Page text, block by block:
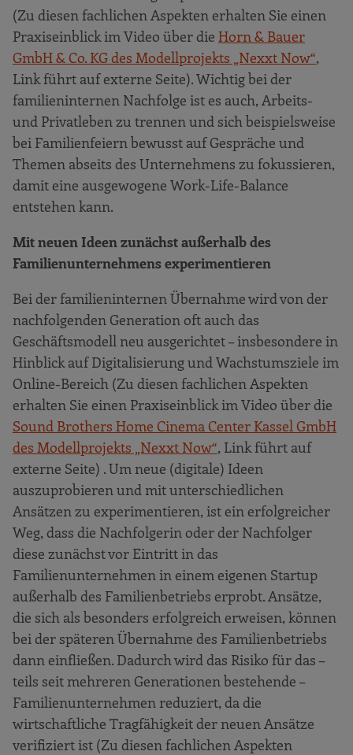
(Zu diesen fachlichen Aspekten erhalten Sie einen
Praxiseinblick im Video über die Horn & Bauer
GmbH & Co. KG des Modellprojekts „Nexxt Now“,
Link führt auf externe Seite). Wichtig bei der
familieninternen Nachfolge ist es auch, Arbeits-
und Privatleben zu trennen und sich beispielsweise
bei Familienfeiern bewusst auf Gespräche und
Themen abseits des Unternehmens zu fokussieren,
damit eine ausgewogene Work-Life-Balance
entstehen kann.
Mit neuen Ideen zunächst außerhalb des
Familienunternehmens experimentieren
Bei der familieninternen Übernahme wird von der
nachfolgenden Generation oft auch das
Geschäftsmodell neu ausgerichtet – insbesondere in
Hinblick auf Digitalisierung und Wachstumsziele im
Online-Bereich (Zu diesen fachlichen Aspekten
erhalten Sie einen Praxiseinblick im Video über die
Sound Brothers Home Cinema Center Kassel GmbH
des Modellprojekts „Nexxt Now“, Link führt auf
externe Seite) . Um neue (digitale) Ideen
auszuprobieren und mit unterschiedlichen
Ansätzen zu experimentieren, ist ein erfolgreicher
Weg, dass die Nachfolgerin oder der Nachfolger
diese zunächst vor Eintritt in das
Familienunternehmen in einem eigenen Startup
außerhalb des Familienbetriebs erprobt. Ansätze,
die sich als besonders erfolgreich erweisen, können
bei der späteren Übernahme des Familienbetriebs
dann einfließen. Dadurch wird das Risiko für das –
teils seit mehreren Generationen bestehende –
Familienunternehmen reduziert, da die
wirtschaftliche Tragfähigkeit der neuen Ansätze
verifiziert ist (Zu diesen fachlichen Aspekten